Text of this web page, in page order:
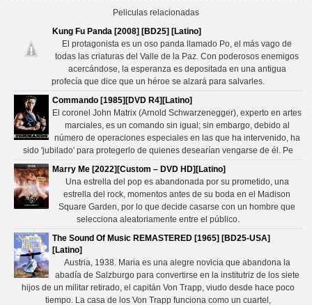
Peliculas relacionadas
Kung Fu Panda [2008] [BD25] [Latino]
El protagonista es un oso panda llamado Po, el más vago de
todas las criaturas del Valle de la Paz. Con poderosos enemigos
acercándose, la esperanza es depositada en una antigua
profecía que dice que un héroe se alzará para salvarles.
Commando [1985][DVD R4][Latino]
El coronel John Matrix (Arnold Schwarzenegger), experto en artes
marciales, es un comando sin igual; sin embargo, debido al
número de operaciones especiales en las que ha intervenido, ha
sido 'jubilado' para protegerlo de quienes desearían vengarse de él. Pe
Marry Me [2022][Custom – DVD HD][Latino]
Una estrella del pop es abandonada por su prometido, una
estrella del rock, momentos antes de su boda en el Madison
Square Garden, por lo que decide casarse con un hombre que
selecciona aleatoriamente entre el público.
The Sound Of Music REMASTERED [1965] [BD25-USA]
[Latino]
Austria, 1938. Maria es una alegre novicia que abandona la
abadía de Salzburgo para convertirse en la institutriz de los siete
hijos de un militar retirado, el capitán Von Trapp, viudo desde hace poco
tiempo. La casa de los Von Trapp funciona como un cuartel,